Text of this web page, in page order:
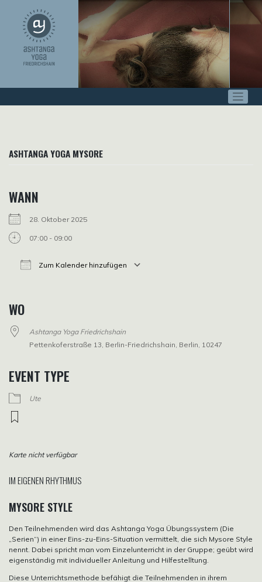
springen
ASHTANGA YOGA MYSORE
WANN
28. Oktober 2025
07:00 - 09:00
Zum Kalender hinzufügen
WO
Ashtanga Yoga Friedrichshain
Pettenkoferstraße 13, Berlin-Friedrichshain, Berlin, 10247
EVENT TYPE
Ute
Karte nicht verfügbar
IM EIGENEN RHYTHMUS
MYSORE STYLE
Den Teilnehmenden wird das Ashtanga Yoga Übungssystem (Die
„Serien“) in einer Eins-zu-Eins-Situation vermittelt, die sich Mysore Style
nennt. Dabei spricht man vom Einzelunterricht in der Gruppe; geübt wird
eigenständig mit individueller Anleitung und Hilfestelltung.
Diese Unterrichtsmethode befähigt die Teilnehmenden in ihrem